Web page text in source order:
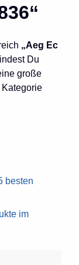
„Aeg Ec
Du
große
besten
im